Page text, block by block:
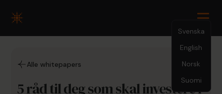
Svenska
English
Norsk
Suomi
Alle whitepapers
5 råd til deg som skal investere i